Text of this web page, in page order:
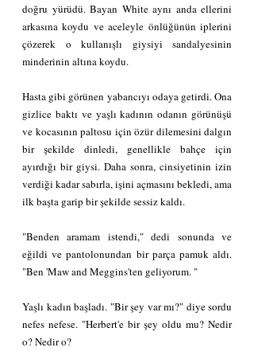
doğru yürüdü. Bayan White aynı anda ellerini
arkasına koydu ve aceleyle önlüğünün iplerini
çözerek o kullanışlı giysiyi sandalyesinin
minderinin altına koydu.
Hasta gibi görünen yabancıyı odaya getirdi. Ona
gizlice baktı ve yaşlı kadının odanın görünüşü
ve kocasının paltosu için özür dilemesini dalgın
bir şekilde dinledi, genellikle bahçe için
ayırdığı bir giysi. Daha sonra, cinsiyetinin izin
verdiği kadar sabırla, işini açmasını bekledi, ama
ilk başta garip bir şekilde sessiz kaldı.
"Benden aramam istendi," dedi sonunda ve
eğildi ve pantolonundan bir parça pamuk aldı.
"Ben 'Maw and Meggins'ten geliyorum. "
Yaşlı kadın başladı. "Bir şey var mı?" diye sordu
nefes nefese. "Herbert'e bir şey oldu mu? Nedir
o? Nedir o?